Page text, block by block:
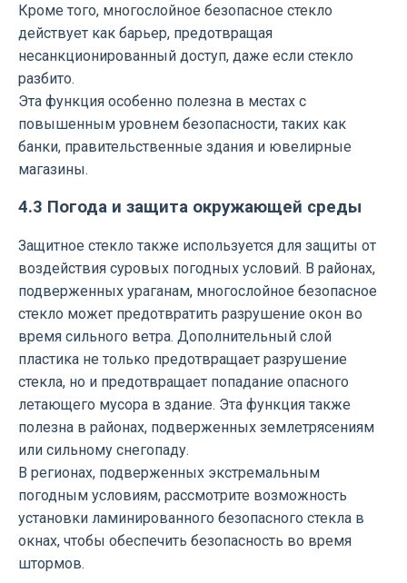
Кроме того, многослойное безопасное стекло
действует как барьер, предотвращая
несанкционированный доступ, даже если стекло
разбито.
Эта функция особенно полезна в местах с
повышенным уровнем безопасности, таких как
банки, правительственные здания и ювелирные
магазины.
4.3 Погода и защита окружающей среды
Защитное стекло также используется для защиты от
воздействия суровых погодных условий. В районах,
подверженных ураганам, многослойное безопасное
стекло может предотвратить разрушение окон во
время сильного ветра. Дополнительный слой
пластика не только предотвращает разрушение
стекла, но и предотвращает попадание опасного
летающего мусора в здание. Эта функция также
полезна в районах, подверженных землетрясениям
или сильному снегопаду.
В регионах, подверженных экстремальным
погодным условиям, рассмотрите возможность
установки ламинированного безопасного стекла в
окнах, чтобы обеспечить безопасность во время
штормов.